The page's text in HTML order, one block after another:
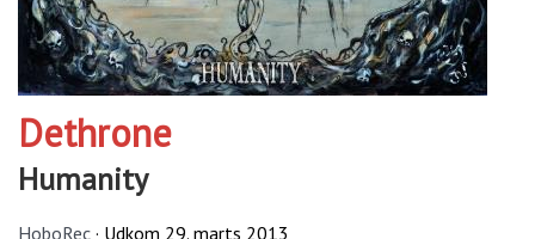
Dethrone
Humanity
HoboRec · Udkom 29. marts 2013